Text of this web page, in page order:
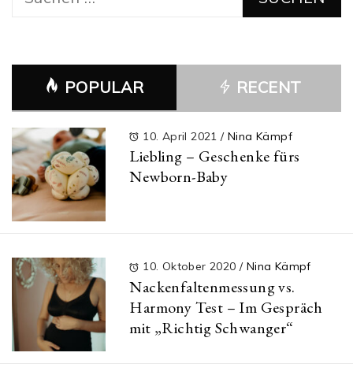
POPULAR RECENT
10. April 2021/ Nina Kämpf
Liebling – Geschenke fürs
Newborn-Baby
10. Oktober 2020 / Nina Kämpf
Nackenfaltenmessung vs.
Harmony Test – Im Gespräch
mit „Richtig Schwanger“